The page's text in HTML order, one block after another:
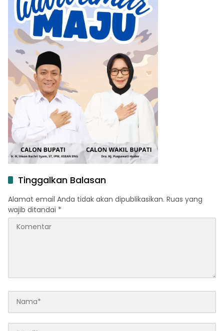
Tinggalkan Balasan
Alamat email Anda tidak akan dipublikasikan. Ruas yang
wajib ditandai *